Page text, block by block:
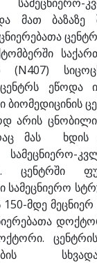
მათ ბაზაზე
(N407)
ეწოდა
ბიომედიცინის
არის ცნობილი
მას ხდის
ცენტრში
სამეცნიერო
150-მდე